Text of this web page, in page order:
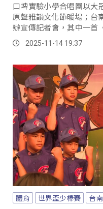
口埤實驗小學合唱團以大
原聲雅韻文化節暖場；台
辦宣傳記者會，其中一首
飛，文化節上也將呈現古
2025-11-14 19:37
體育 世界盃少棒賽 台南